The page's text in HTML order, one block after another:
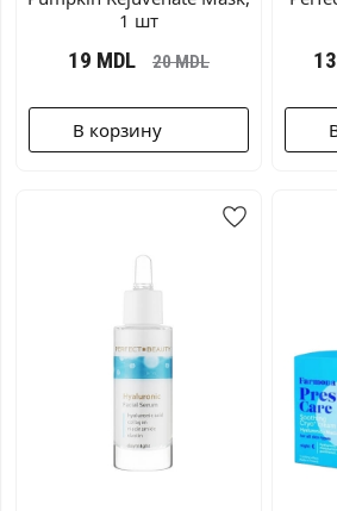
1 шт
19 MDL 20MDL
В корзину